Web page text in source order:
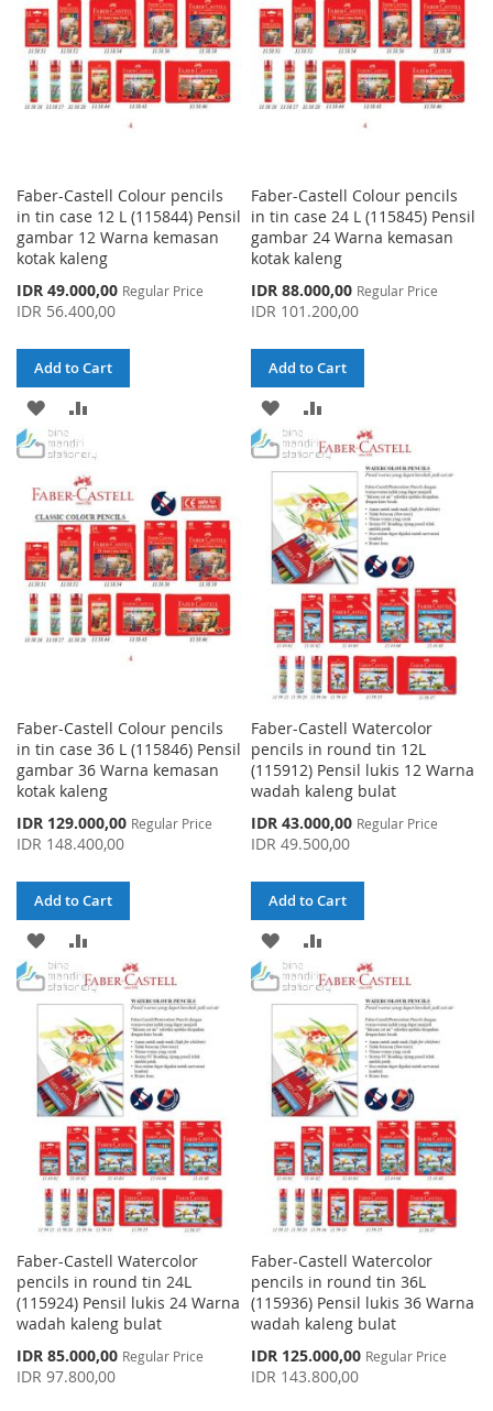
Faber-Castell Colour pencils
in tin case 12 L (115844) Pensil
gambar 12 Warna kemasan
kotak kaleng
Special
Price
IDR 49.000,00 Regular Price
IDR 56.400,00
Add to Cart
ADD
TO
WISH
LIST
COMPARE
Faber-Castell Colour pencils
in tin case 24 L (115845) Pensil
gambar 24 Warna kemasan
kotak kaleng
Special
Price
IDR 88.000,00 Regular Price
IDR 101.200,00
Add to Cart
ADD
TO
WISH
LIST
TO
COMPARE
Faber-Castell Colour pencils
in tin case 36 L (115846) Pensil
gambar 36 Warna kemasan
kotak kaleng
Special
Price
IDR 129.000,00 Regular Price
IDR 148.400,00
Add to Cart
ADD
TO
WISH
LIST
TO
COMPARE
Faber-Castell Watercolor
pencils in round tin 12L
(115912) Pensil lukis 12 Warna
wadah kaleng bulat
Special
Price
IDR 43.000,00 Regular Price
IDR 49.500,00
Add to Cart
ADD
TO
WISH
LIST
TO
COMPARE
Faber-Castell Watercolor
pencils in round tin 24L
(115924) Pensil lukis 24 Warna
wadah kaleng bulat
Special
Price
IDR 85.000,00 Regular Price
IDR 97.800,00
Faber-Castell Watercolor
pencils in round tin 36L
(115936) Pensil lukis 36 Warna
wadah kaleng bulat
Special
Price
IDR 125.000,00 Regular Price
IDR 143.800,00